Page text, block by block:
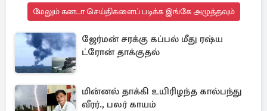
மேலும் கனடா செய்திகளைப் படிக்க இங்கே அழுத்தவும்
ஜேர்மன் சரக்கு கப்பல் மீது ரஷ்ய
ட்ரோன் தாக்குதல்
மின்னல் தாக்கி உயிரிழந்த கால்பந்து
வீரர்., பலர் காயம்